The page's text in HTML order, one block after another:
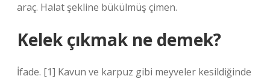
araç. Halat şekline bükülmüş çimen.
Kelek çıkmak ne demek?
İfade. [1] Kavun ve karpuz gibi meyveler kesildiğinde